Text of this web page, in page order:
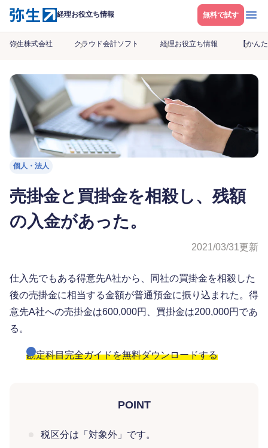
経理お役立ち情報 無料で試す メニ
弥生株式会社 クラウド会計ソフト 経理お役立ち情報 【かん
個人・法人
売掛金と買掛金を相殺し、残額
の入金があった。
2021/03/31更新
仕入先でもある得意先A社から、同社の買掛金を相殺した
後の売掛金に相当する金額が普通預金に振り込まれた。得
意先A社への売掛金は600,000円、買掛金は200,000円であ
る。
勘定科目完全ガイドを無料ダウンロードする
POINT
税区分は「対象外」です。